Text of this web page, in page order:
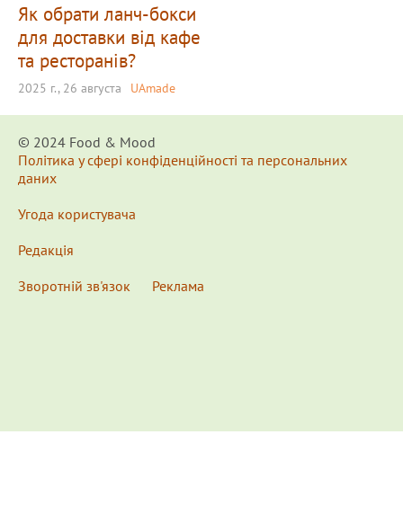
Як обрати ланч-бокси
для доставки від кафе
та ресторанів?
2025 г., 26 августа UAmade
© 2024 Food & Мood
Політика у сфері конфіденційності та персональних
даних
Угода користувача
Редакція
Зворотній зв'язок
Реклама